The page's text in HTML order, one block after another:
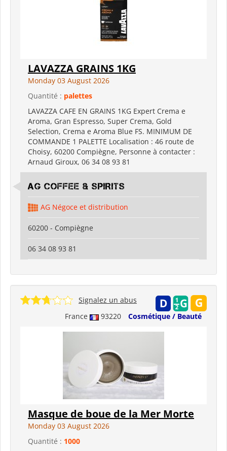
LAVAZZA GRAINS 1KG
Monday 03 August 2026
Quantité : palettes
LAVAZZA CAFE EN GRAINS 1KG Expert Crema e
Aroma, Gran Espresso, Super Crema, Gold
Selection, Crema e Aroma Blue FS. MINIMUM DE
COMMANDE 1 PALETTE Localisation : 46 route de
Choisy, 60200 Compiègne, Personne à contacter :
Arnaud Giroux, 06 34 08 93 81
AG COFFEE & SPIRITS
AG Négoce et distribution
60200 - Compiègne
06 34 08 93 81
France 93220 Cosmétique / Beauté
Signalez un abus
Masque de boue de la Mer Morte
Monday 03 August 2026
Quantité : 1000